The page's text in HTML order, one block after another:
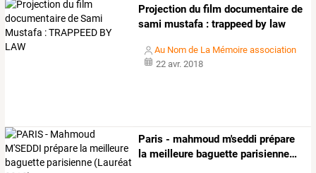
Projection du film documentaire de
sami mustafa : trappeed by law
Au Nom de La Mémoire association
22 avr. 2018
Paris - mahmoud m'seddi prépare
la meilleure baguette parisienne…